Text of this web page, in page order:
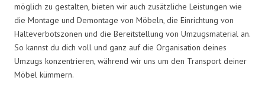
möglich zu gestalten, bieten wir auch zusätzliche Leistungen wie
die Montage und Demontage von Möbeln, die Einrichtung von
Halteverbotszonen und die Bereitstellung von Umzugsmaterial an.
So kannst du dich voll und ganz auf die Organisation deines
Umzugs konzentrieren, während wir uns um den Transport deiner
Möbel kümmern.